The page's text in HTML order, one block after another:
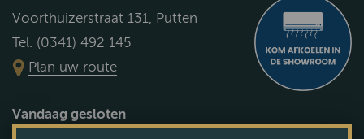
Voorthuizerstraat 131, Putten
Tel. (0341) 492 145
Plan uw route
Vandaag gesloten